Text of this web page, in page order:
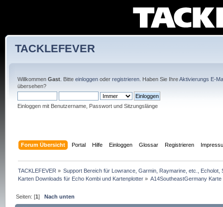
TACKLEFEVER
Willkommen Gast. Bitte einloggenoder registrieren. Haben Sie IhreAktivierungs E-
übersehen?
Einloggen mit Benutzername, Passwort und Sitzungslänge
Forum Übersicht Portal Hilfe Einloggen Glossar Registrieren
TACKLEFEVER » Support Bereich für Lowrance, Garmin, Raymarine, etc.,
Karten Downloads für Echo Kombi und Kartenplotter » A14SoutheastGermany Karte
Seiten: [1]Nach unten